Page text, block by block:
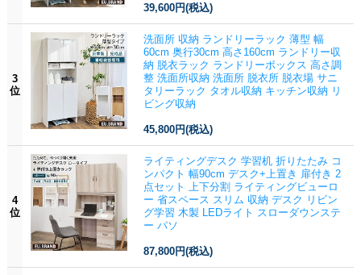
39,600円(税込)
3
位
洗面所 収納 ランドリーラック 薄型 幅
60cm 奥行30cm 高さ160cm ランドリー収
納 脱衣ラック ランドリーボックス 高さ調
整 洗面所収納 洗面所 脱衣所 脱衣場 サニ
タリーラック タオル収納 キッチン収納 リ
ビング収納
45,800円(税込)
4
位
ライティングデスク 学習机 折りたたみ コ
ンパクト 幅90cm デスク+上置き 扉付き 2
点セット 上下分割 ライティングビューロ
ー 省スペース スリム 収納 デスク リビン
グ学習 木製 LEDライト スローダウンステ
ー パソ
87,800円(税込)